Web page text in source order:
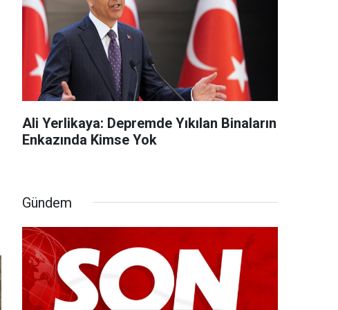
Ali Yerlikaya: Depremde Yıkılan Binaların
Enkazında Kimse Yok
Gündem